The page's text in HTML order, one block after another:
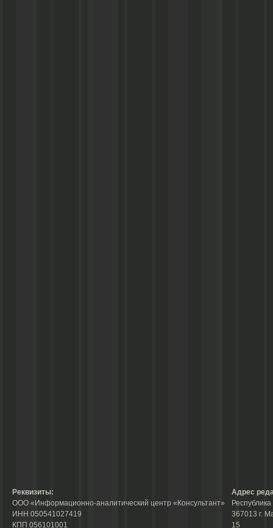
Реквизиты:
ООО «Информационно-аналитический центр «Консультант»
ИНН 050541027419
КПП 056101001
Адрес
367013 г.
15